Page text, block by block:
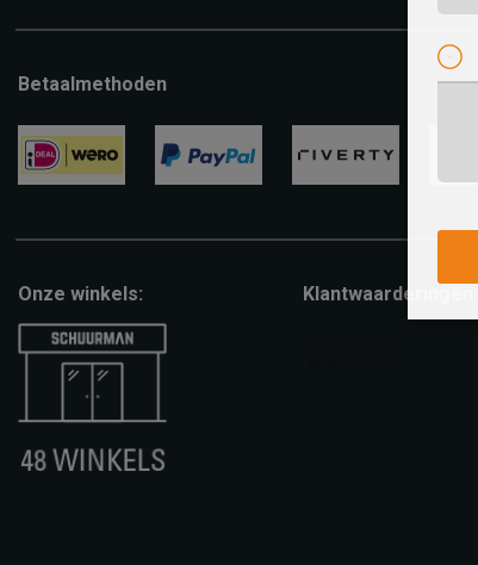
Betaalmethoden
Onze winkels: Klantwaarderingen: